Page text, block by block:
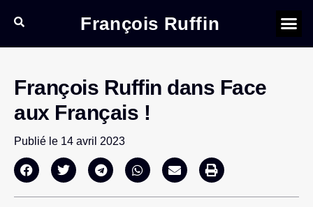
François Ruffin
François Ruffin dans Face
aux Français !
Publié le 14 avril 2023